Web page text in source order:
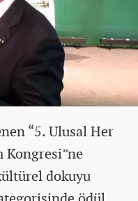
“5. Ulusal Her
Kongresi”ne
dokuyu